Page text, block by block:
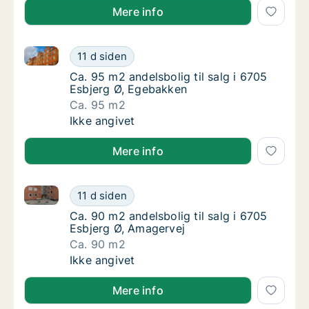
Mere info
Ca. 95 m2 andelsbolig til salg i 6705
11 d siden
Ca. 95 m2 andelsbolig til salg i 6705 Esbjerg Ø,
Ca. 95 m2 andelsbolig til salg i 6705
Ca. 95 m2 andelsbolig til salg i 6705
Esbjerg Ø, Egebakken
Ca. 95 m2
Ca. 95 m2 andelsbolig til salg i 6705
Ikke angivet
Mere info
Ca. 90 m2 andelsbolig til salg i 6705
11 d siden
Ca. 90 m2 andelsbolig til salg i 6705 Esbjerg Ø,
Ca. 90 m2 andelsbolig til salg i 6705
Ca. 90 m2 andelsbolig til salg i 6705
Esbjerg Ø, Amagervej
Ca. 90 m2
Ca. 90 m2 andelsbolig til salg i 6705
Ikke angivet
Mere info